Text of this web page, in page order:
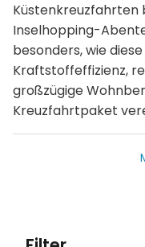
Küstenkreuzfahrten
Inselhopping-
besonders, wie
Kraftstoffeffizienz,
großzügige
Kreuzfahrtpaket
gebrauchten